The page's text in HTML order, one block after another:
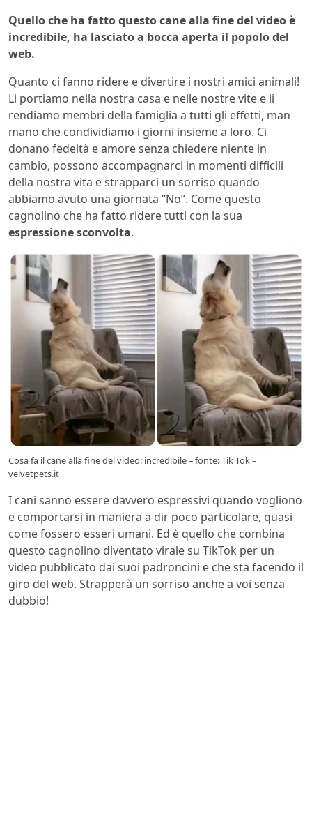
Quello che ha fatto questo cane alla fine del video è
incredibile, ha lasciato a bocca aperta il popolo del
web.
Quanto ci fanno ridere e divertire i nostri amici animali!
Li portiamo nella nostra casa e nelle nostre vite e li
rendiamo membri della famiglia a tutti gli effetti, man
mano che condividiamo i giorni insieme a loro. Ci
donano fedeltà e amore senza chiedere niente in
cambio, possono accompagnarci in momenti difficili
della nostra vita e strapparci un sorriso quando
abbiamo avuto una giornata “No”. Come questo
cagnolino che ha fatto ridere tutti con la sua
espressione sconvolta.
Cosa fa il cane alla fine del video: incredibile – fonte: Tik Tok –
velvetpets.it
I cani sanno essere davvero espressivi quando vogliono
e comportarsi in maniera a dir poco particolare, quasi
come fossero esseri umani. Ed è quello che combina
questo cagnolino diventato virale su TikTok per un
video pubblicato dai suoi padroncini e che sta facendo il
giro del web. Strapperà un sorriso anche a voi senza
dubbio!